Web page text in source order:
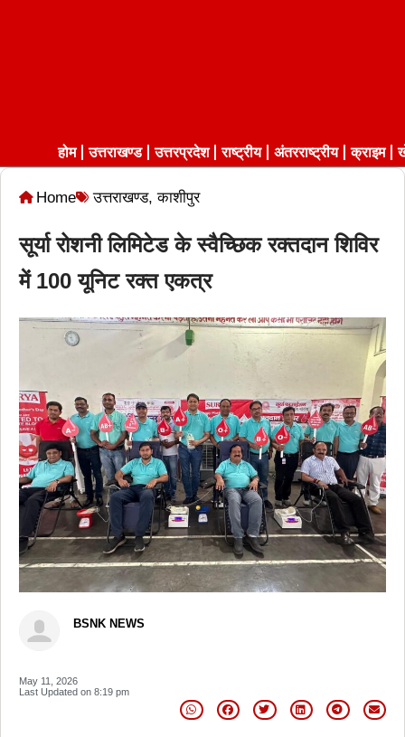
होम उत्तराखण्ड उत्तरप्रदेश राष्ट्रीय अंतरराष्ट्रीय क्राइम
Home उत्तराखण्ड,काशीपुर
सूर्या रोशनी लिमिटेड के स्वैच्छिक रक्तदान शिविर
में 100 यूनिट रक्त एकत्र
BSNK NEWS
May 11, 2026
Last Updated on 8:19 pm